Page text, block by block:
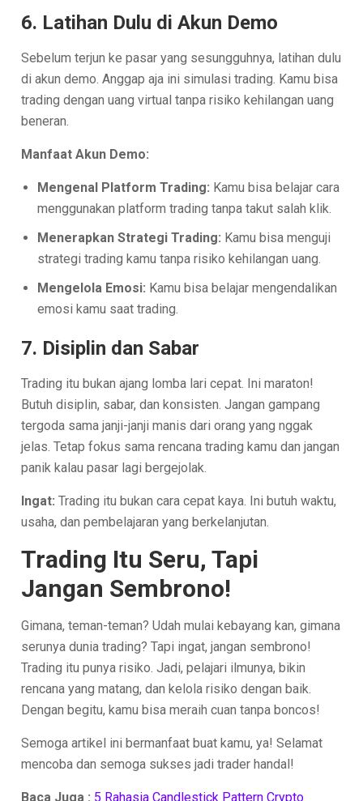
6. Latihan Dulu di Akun Demo
Sebelum terjun ke pasar yang sesungguhnya, latihan dulu
di akun demo. Anggap aja ini simulasi trading. Kamu bisa
trading dengan uang virtual tanpa risiko kehilangan uang
beneran.
Manfaat Akun Demo:
Mengenal Platform Trading: Kamu bisa belajar cara
menggunakan platform trading tanpa takut salah klik.
Menerapkan Strategi Trading: Kamu bisa menguji
strategi trading kamu tanpa risiko kehilangan uang.
Mengelola Emosi: Kamu bisa belajar mengendalikan
emosi kamu saat trading.
7. Disiplin dan Sabar
Trading itu bukan ajang lomba lari cepat. Ini maraton!
Butuh disiplin, sabar, dan konsisten. Jangan gampang
tergoda sama janji-janji manis dari orang yang nggak
jelas. Tetap fokus sama rencana trading kamu dan jangan
panik kalau pasar lagi bergejolak.
Ingat: Trading itu bukan cara cepat kaya. Ini butuh waktu,
usaha, dan pembelajaran yang berkelanjutan.
Trading Itu Seru, Tapi
Jangan Sembrono!
Gimana, teman-teman? Udah mulai kebayang kan, gimana
serunya dunia trading? Tapi ingat, jangan sembrono!
Trading itu punya risiko. Jadi, pelajari ilmunya, bikin
rencana yang matang, dan kelola risiko dengan baik.
Dengan begitu, kamu bisa meraih cuan tanpa boncos!
Semoga artikel ini bermanfaat buat kamu, ya! Selamat
mencoba dan semoga sukses jadi trader handal!
Baca Juga : 5 Rahasia Candlestick Pattern Crypto